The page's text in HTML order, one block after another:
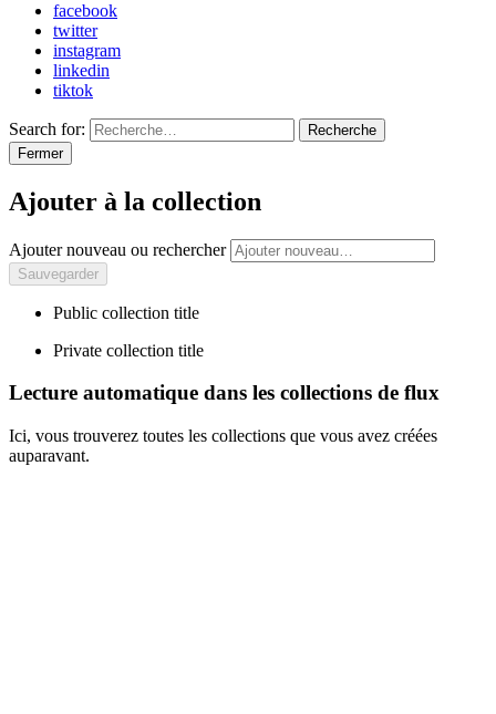
facebook
twitter
instagram
linkedin
tiktok
Search for:
Recherche
Fermer
Ajouter à la collection
Ajouter nouveau ou rechercher
Public collection title
Private collection title
Lecture automatique dans les collections de flux
Ici, vous trouverez toutes les collections que vous avez créées
auparavant.